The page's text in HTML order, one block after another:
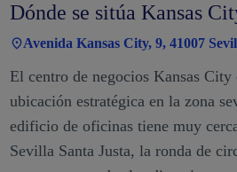
Dónde se sitúa Kansas
Avenida Kansas City, 9, 41007
El centro de negocios Kansas City
ubicación estratégica en la zona
edificio de oficinas tiene muy
Sevilla Santa Justa, la ronda de